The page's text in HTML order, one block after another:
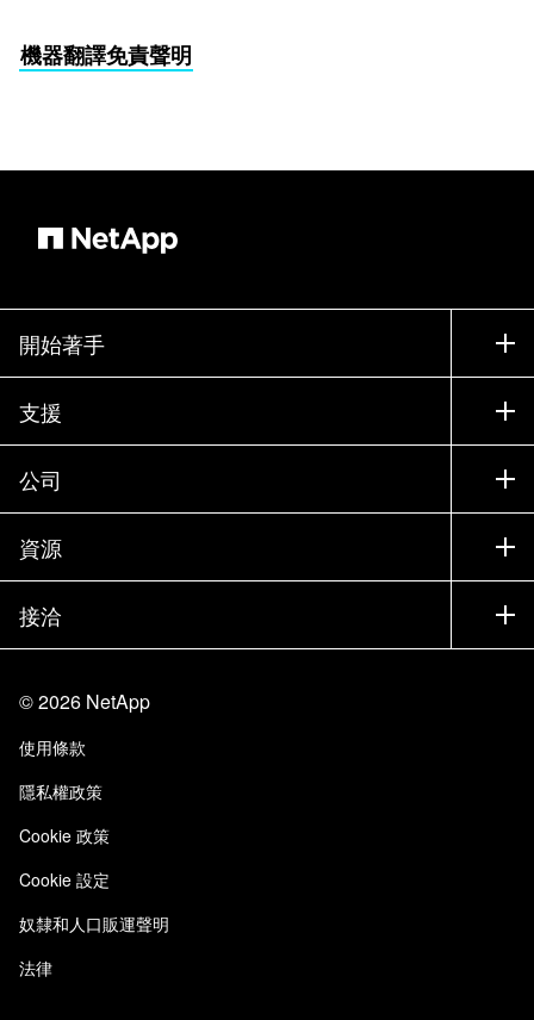
機器翻譯免責聲明
開始著手
如何購買
聯絡銷售人員
尋找合作夥伴
試用產品
執行簡報
產品（依英文字母順序排列）
支援
支援
訓練
說明文件
知識庫
社群
公司
公司
合作夥伴
工作機會
信任中心
責任與永續
品質認證
NetApp Instaclustr
資源
新聞
活動
部落格
客戶使用經驗
客戶成功案例
接洽
網站意見反應
存取性
電子郵件訂閱
©2026 NetApp
使用條款
隱私權政策
Cookie 政策
Cookie 設定
奴隸和人口販運聲明
法律